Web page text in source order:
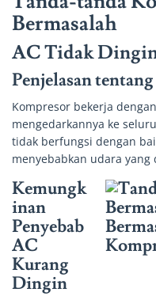
Bermasalah
AC Tidak
Penjelasan
Kompresor bekerja
mengedarkannya ke
tidak berfungsi dengan
menyebabkan udara
Kemungk
inan
Penyebab
AC
Kurang
Dingin